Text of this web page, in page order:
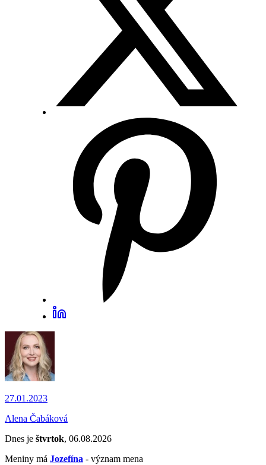
27.01.2023
Alena Čabáková
Dnes je štvrtok, 06.08.2026
Meniny má Jozefína - význam mena